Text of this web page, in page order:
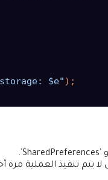
$e" );
يتم تنفيذ العملية مرة